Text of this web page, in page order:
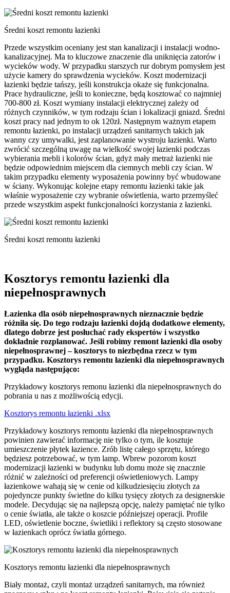
Średni koszt remontu łazienki
Przede wszystkim oceniany jest stan kanalizacji i instalacji wodno-
kanalizacyjnej. Ma to kluczowe znaczenie dla uniknięcia zatorów i
wycieków wody. W przypadku starszych rur dobrym pomysłem jest
użycie kamery do sprawdzenia wycieków. Koszt modernizacji
łazienki będzie tańszy, jeśli konstrukcja okaże się funkcjonalna.
Prace hydrauliczne, jeśli to konieczne, będą kosztować co najmniej
700-800 zł. Koszt wymiany instalacji elektrycznej zależy od
różnych czynników, w tym rodzaju ścian i lokalizacji gniazd. Średni
koszt pracy nad jednym to ok 120zł. Następnym ważnym etapem
remontu łazienki, po instalacji urządzeń sanitarnych takich jak
wanny czy umywalki, jest zaplanowanie wystroju łazienki. Warto
zwrócić szczególną uwagę na wielkość swojej łazienki podczas
wybierania mebli i kolorów ścian, gdyż mały metraż łazienki nie
będzie odpowiednim miejscem dla ciemnych mebli czy ścian. W
takim przypadku elementy wyposażenia powinny być wbudowane
w ściany. Wykonując kolejne etapy remontu łazienki takie jak
właśnie wyposażenie czy wybranie oświetlenia, warto przemyśleć
przede wszystkim aspekt funkcjonalności korzystania z łazienki.
Średni koszt remontu łazienki
Kosztorys remontu łazienki dla
niepełnosprawnych
Łazienka dla osób niepełnosprawnych nieznacznie będzie
różniła się. Do tego rodzaju łazienki dojdą dodatkowe elementy,
dlatego dobrze jest posłuchać rady ekspertów i wszystko
dokładnie rozplanować. Jeśli robimy remont łazienki dla osoby
niepełnosprawnej – kosztorys to niezbędna rzecz w tym
przypadku. Kosztorys remontu łazienki dla niepełnosprawnych
wygląda następująco:
Przykładowy kosztorys remonu łazienki dla niepełnosprawnych do
pobrania u nas z możliwością edycji.
Kosztorys remontu łazienki .xlsx
Przykładowy kosztorys remontu łazienki dla niepełnosprawnych
powinien zawierać informację nie tylko o tym, ile kosztuje
umieszczenie płytek łazience. Zrób listę całego sprzętu, którego
będziesz potrzebować, w tym lamp. Wbrew pozorom koszt
modernizacji łazienki w budynku lub domu może się znacznie
różnić w zależności od preferencji oświetleniowych. Lampy
łazienkowe wahają się w cenie od kilkudziesięciu złotych za
pojedyncze punkty świetlne do kilku tysięcy złotych za designerskie
modele. Decydując się na najlepszą opcję, należy pamiętać nie tylko
o cenie światła, ale także o koszcie późniejszej operacji. Profile
LED, oświetlenie boczne, świetliki i reflektory są często stosowane
w łazienkach oprócz światła górnego.
Kosztorys remontu łazienki dla niepełnosprawnych
Biały montaż, czyli montaż urządzeń sanitarnych, ma również